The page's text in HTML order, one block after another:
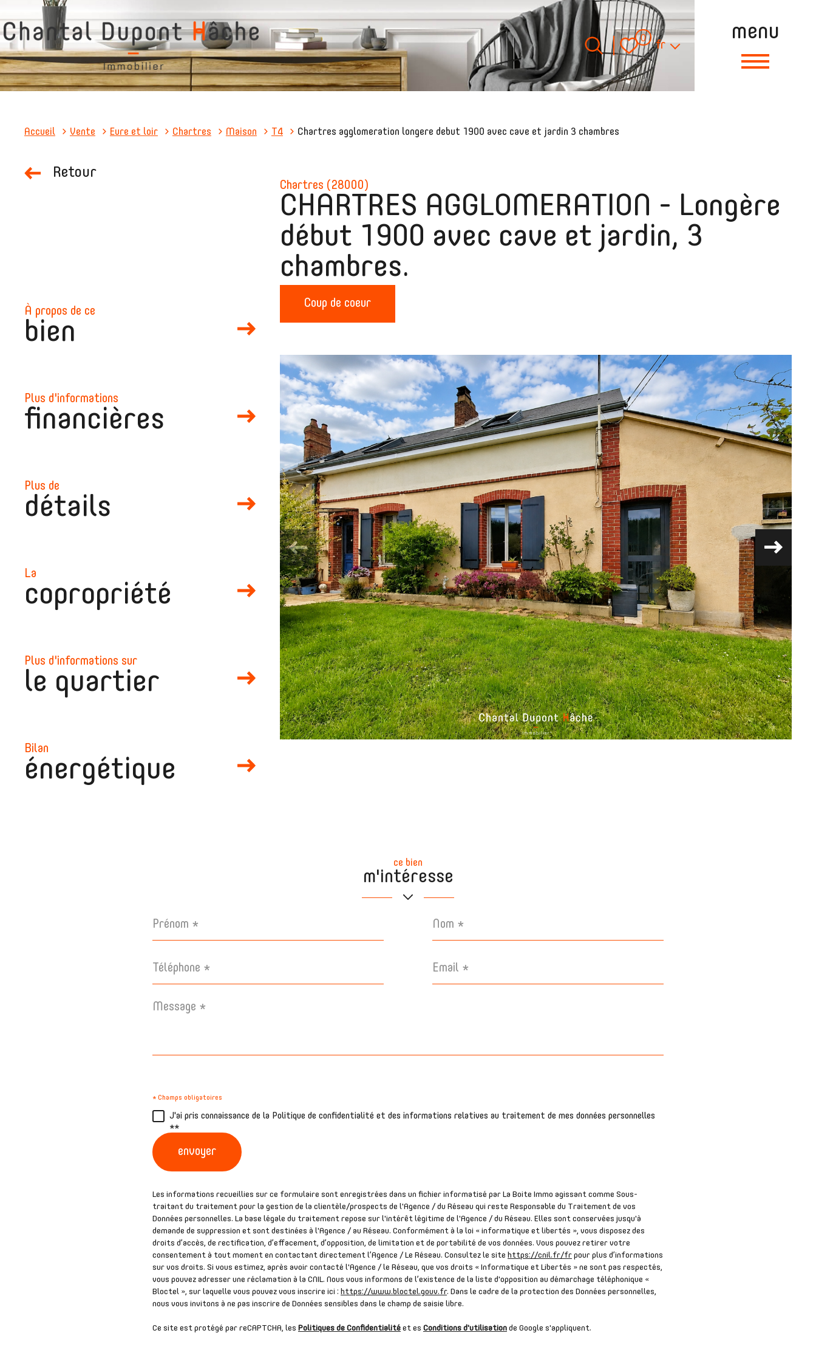
menu
0 Langue
fr
Accueil Vente Eure et loir Chartres Maison T4 Chartres agglomeration longere debut 1900 avec cave et jardin 3 chambres
Retour
chartres (28000)
CHARTRES AGGLOMERATION - Longère
début 1900 avec cave et jardin, 3
chambres.
à propos de ce
bien
plus d'informations
financières
plus de
détails
la
copropriété
plus d'informations sur
le quartier
bilan
énergétique
Coup de coeur
ce bien
m'intéresse
Prénom
Nom
Téléphone
Email
Message
* Champs obligatoires
J'ai pris connaissance de la Politique de confidentialité et des informations relatives au traitement de mes données personnelles
**
envoyer
Les informations recueillies sur ce formulaire sont enregistrées dans un fichier informatisé par La Boite Immo agissant comme Sous-
traitant du traitement pour la gestion de la clientèle/prospects de l'Agence / du Réseau qui reste Responsable du Traitement de vos
Données personnelles. La base légale du traitement repose sur l'intérêt légitime de l'Agence / du Réseau. Elles sont conservées jusqu'à
demande de suppression et sont destinées à l'Agence / au Réseau. Conformément à la loi « informatique et libertés », vous disposez des
droits d’accès, de rectification, d’effacement, d’opposition, de limitation et de portabilité de vos données. Vous pouvez retirer votre
consentement à tout moment en contactant directement l’Agence / Le Réseau. Consultez le site https://cnil.fr/fr pour plus d’informations
sur vos droits. Si vous estimez, après avoir contacté l'Agence / le Réseau, que vos droits « Informatique et Libertés » ne sont pas respectés,
vous pouvez adresser une réclamation à la CNIL. Nous vous informons de l’existence de la liste d'opposition au démarchage téléphonique «
Bloctel », sur laquelle vous pouvez vous inscrire ici : https://www.bloctel.gouv.fr. Dans le cadre de la protection des Données personnelles,
nous vous invitons à ne pas inscrire de Données sensibles dans le champ de saisie libre.
Ce site est protégé par reCAPTCHA, les Politiques de Confidentialité et es Conditions d'utilisation de Google s'appliquent.